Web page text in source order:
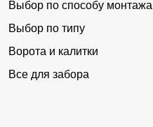
Выбор по способу монтажа
Выбор по типу
Ворота и калитки
Все для забора